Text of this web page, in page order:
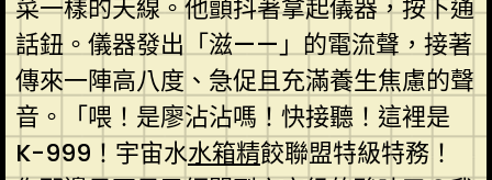
菜一樣的天線。他顫抖著拿起儀器，按下通
話鈕。儀器發出「滋——」的電流聲，接著
傳來一陣高八度、急促且充滿養生焦慮的聲
音。「喂！是廖沾沾嗎！快接聽！這裡是
K-999！宇宙水水箱精餃聯盟特級特務！